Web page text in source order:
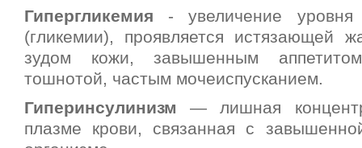
Гипергликемия - увеличение
(гликемии), проявляется истязающей
зудом кожи, завышенным
тошнотой, частым мочеиспусканием.
Гиперинсулинизм — лишная
плазме крови, связанная с